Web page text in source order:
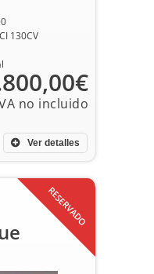
130CV
Ver detalles
RESERVADO